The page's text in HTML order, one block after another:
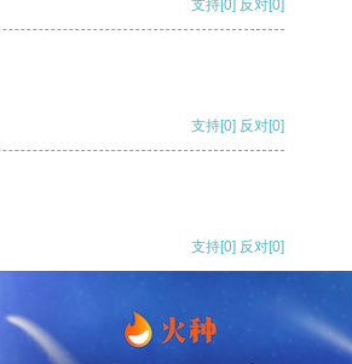
支持[0] 反对[0]
支持[0] 反对[0]
支持[0] 反对[0]